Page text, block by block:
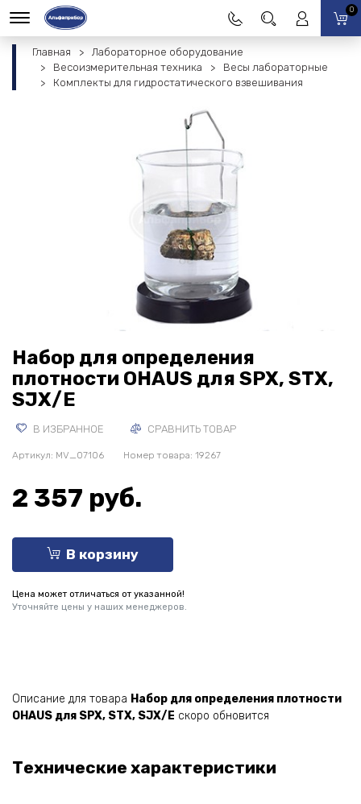
0
Главная
Лабораторное оборудование
Весоизмерительная техника
Весы лабораторные
Комплекты для гидростатического взвешивания
Набор для определения
плотности OHAUS для SPX, STX,
SJX/E
В ИЗБРАННОЕ СРАВНИТЬ ТОВАР
Артикул: MV_07106 Номер товара: 19267
2 357 руб.
В корзину
Цена может отличаться от указанной!
Уточняйте цены у наших менеджеров.
Описание для товара Набор для определения плотности
OHAUS для SPX, STX, SJX/E скоро обновится
Технические характеристики